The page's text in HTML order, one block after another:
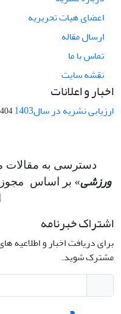
اعضای هیات تحریریه
ارسال مقاله
تماس با ما
نقشه سایت
اخبار و اعلانات
ارزیابی نشریه در سال1403 03-12
دسترسی به مقالات
ورزشی» بر اساس
اشتراک خبرنامه
برای دریافت اخبار و اطلاعیه
مشترک شوید.